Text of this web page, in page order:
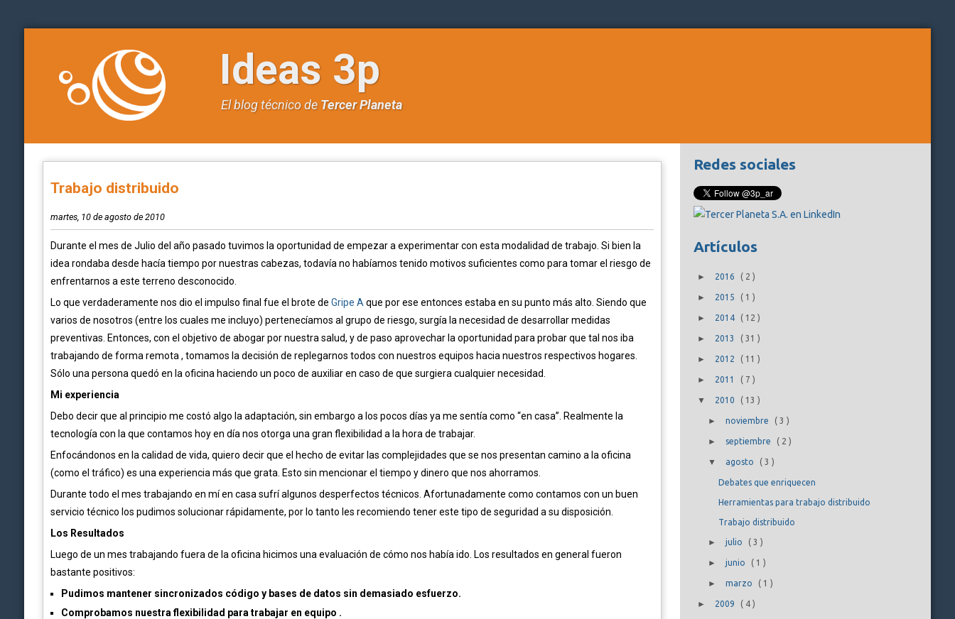
Ideas 3p
El blog técnico deTercer Planeta
Trabajo distribuido
martes, 10 de agosto de 2010
Durante el mes de Julio del año pasado tuvimos la oportunidad de empezar a experimentar con esta modalidad de trabajo. Si bien la
idea rondaba desde hacía tiempo por nuestras cabezas, todavía no habíamos tenido motivos suficientes como para tomar el riesgo de
enfrentarnos a este terreno desconocido.
Lo que verdaderamente nos dio el impulso final fue el brote de Gripe A que por ese entonces estaba en su punto más alto. Siendo que
varios de nosotros (entre los cuales me incluyo) pertenecíamos al grupo de riesgo, surgía la necesidad de desarrollar medidas
preventivas. Entonces, con el objetivo de abogar por nuestra salud, y de paso aprovechar la oportunidad para probar que tal nos iba
trabajando de forma remota , tomamos la decisión de replegarnos todos con nuestros equipos hacia nuestros respectivos hogares.
Sólo una persona quedó en la oficina haciendo un poco de auxiliar en caso de que surgiera cualquier necesidad.
Mi experiencia
Debo decir que al principio me costó algo la adaptación, sin embargo a los pocos días ya me sentía como “en casa”. Realmente la
tecnología con la que contamos hoy en día nos otorga una gran flexibilidad a la hora de trabajar.
Enfocándonos en la calidad de vida, quiero decir que el hecho de evitar las complejidades que se nos presentan camino a la oficina
(como el tráfico) es una experiencia más que grata. Esto sin mencionar el tiempo y dinero que nos ahorramos.
Durante todo el mes trabajando en mí en casa sufrí algunos desperfectos técnicos. Afortunadamente como contamos con un buen
servicio técnico los pudimos solucionar rápidamente, por lo tanto les recomiendo tener este tipo de seguridad a su disposición.
Los Resultados
Luego de un mes trabajando fuera de la oficina hicimos una evaluación de cómo nos había ido. Los resultados en general fueron
bastante positivos:
Pudimos mantener sincronizados código y bases de datos sin demasiado esfuerzo.
Comprobamos nuestra flexibilidad para trabajar en equipo .
Redes sociales
Artículos
► 2016 ( 2)
► 2015 ( 1)
► 2014 ( 12)
► 2013 (31)
► 2012 ( 11)
► 2011 ( 7)
▼ 2010 ( 13)
► noviembre ( 3 )
► septiembre ( 2 )
▼ agosto ( 3 )
Debates que enriquecen
Herramientas para trabajo distribuido
Trabajo distribuido
► julio ( 3 )
► junio ( 1 )
► marzo ( 1 )
► 2009 ( 4)